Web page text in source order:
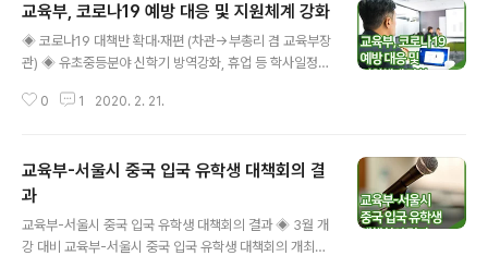
교육부, 코로나19 예방 대응 및 지원체계 강화
◈ 코로나19 대책반 확대·재편 (차관→부총리 겸 교육부장
관) ◈ 유초중등분야 신학기 방역강화, 휴업 등 학사일정
경북지역에서 코로나바이러스감염증-19의 확진환자가 증
육부 대책본부」로 확대·재편하여 가동한다고 밝혔다. ​ □
「코로나 19 교육부 대책본부」 내 ‘유초중등대책단’에서는
신학기 개학을 대비하여 유초중등학교 학교 방역 소독, 휴
업 등 학사일정 조정, 시도교육청의 예방 및 대응을 지원한
다. ㅇ ‘대학 및 유학생대책단’에서는 대학의 방역 및 중국
0 1 2020. 2. 21.
교육부-서울시 중국 입국 유학생 대책회의 결
과
교육부-서울시 중국 입국 유학생 대책회의 결과 ◈ 3월 개
강 대비 교육부-서울시 중국 입국 유학생 대책회의 개최